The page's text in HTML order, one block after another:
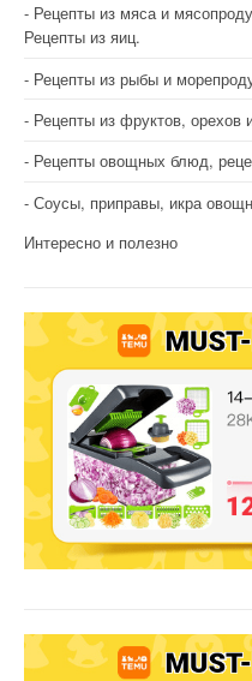
Рецепты из мяса и
Рецепты из яиц.
Рецепты из рыбы и
Рецепты из фруктов, орехов
Рецепты овощных блюд,
Соусы, приправы, икра
Интересно и полезно